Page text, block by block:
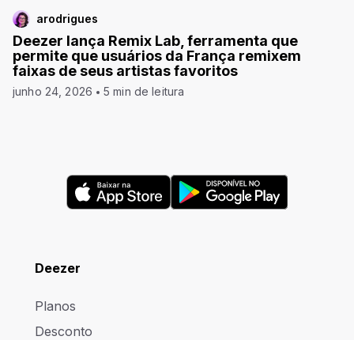
arodrigues
Deezer lança Remix Lab, ferramenta que
permite que usuários da França remixem
faixas de seus artistas favoritos
junho 24, 2026 5 min de leitura
Deezer
Planos
Desconto